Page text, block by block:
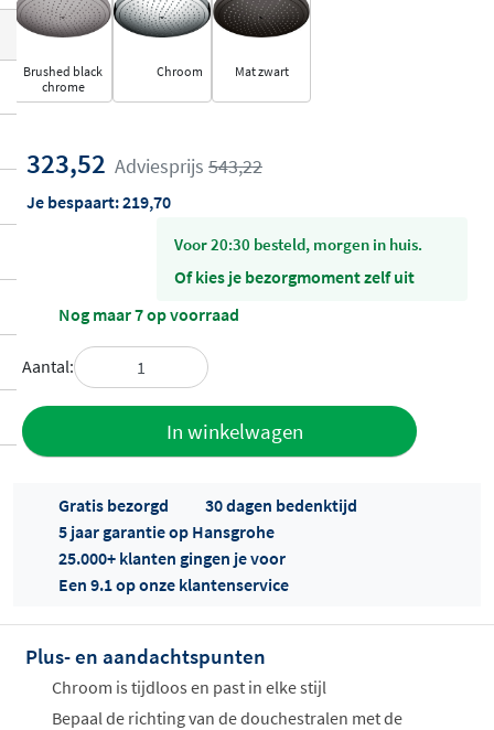
Brushed black
chrome
Chroom Mat zwart
323,52 Adviesprijs 543,22
Je bespaart:219,70
voor 20:30 besteld, morgen in huis.
Of kies je bezorgmoment zelf uit
Nog maar 7 op voorraad
Aantal:
In winkelwagen
Offertes
ophalen...
Gratis bezorgd
30 dagen bedenktijd
5 jaar garantie op Hansgrohe
25.000+ klanten gingen je voor
Een 9.1 op onze klantenservice
Plus- en aandachtspunten
Chroom is tijdloos en past in elke stijl
Bepaal de richting van de douchestralen met de